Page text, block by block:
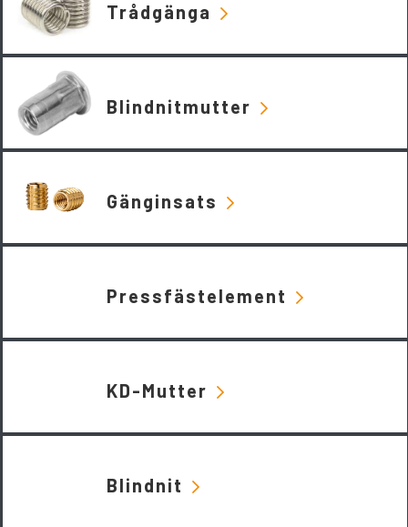
Trådgänga
Blindnitmutter
Gänginsats
Pressfästelement
KD-Mutter
Blindnit